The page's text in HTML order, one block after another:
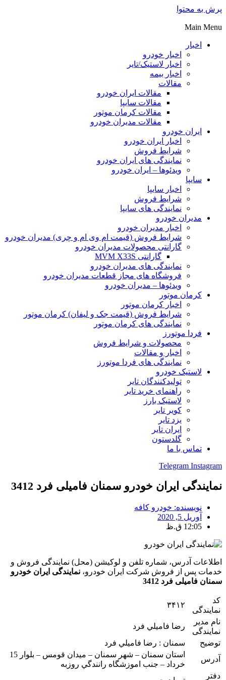
پرش به محتوا
Main Menu
اخبار
اخبار خودرو
اخبار لاستیک/تایر
اخبار بیمه
مقالات
مقالات ایران خودرو
مقالات سایپا
مقالات کرمان موتور
مقالات مدیران خودرو
ایران خودرو
اخبار ایران خودرو
شرایط فروش
نمایندگی های ایران خودرو
ویدئوها – ایران خودرو
سایپا
اخبار سایپا
شرایط فروش
نمایندگی های سایپا
مدیران خودرو
اخبار مدیران خودرو
شرایط فروش (قیمت ام وی ام و چری) مدیران خودرو
گارانتی محصولات مدیران خودرو
گارانتی MVM X33S
نمایندگی های مدیران خودرو
فروشگاه های مجاز قطعات مدیران خودرو
ویدئوها – مدیران خودرو
کرمان موتور
اخبار کرمان موتور
شرایط فروش (قیمت جک و لیفان) کرمان موتور
نمایندگی های کرمان موتور
فردا موتورز
محصولات و شرایط فروش
اخبار و مقالات
نمایندگی های فردا موتورز
لاستیک خودرو
تولیدکنندگان تایر
راهنمای خرید تایر
لاستیک بارز
کویر تایر
یزد تایر
ایران تایر
گلدستون
تماس با ما
Telegram Instagram
نمایندگی ایران خودرو سمنان فامیلی فرد 3412
نویسنده: خودرو کافه
آوریل 5, 2020
12:05 ق.ظ
اطلاعات آدرس، شماره تلفن و لوکیشن (محل) نمایندگی فروش و
خدمات پس از فروش شرکت ایران خودرو، نمایندگی ایران خودرو
سمنان فامیلی فرد 3412
کد
نمایندگی
۳۴۱۲
نام مدیر
نمایندگی
رضا فاميلي فرد
توضیح
سمنان : رضا فاميلي فرد
آدرس
استان سمنان – شهر سمنان – ميدان قومس – بلوار 15
خرداد – جنب اموزشگاه رانندگي روزبه
دفتر